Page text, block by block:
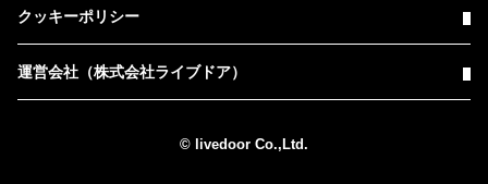
クッキーポリシー
運営会社（株式会社ライブドア）
© livedoor Co.,Ltd.